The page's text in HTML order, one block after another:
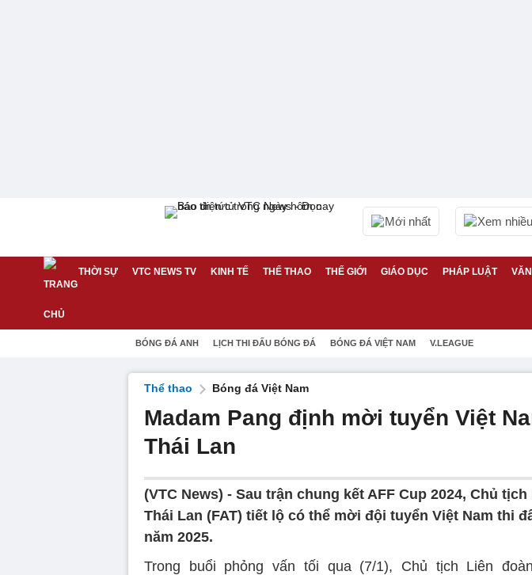
Mới nhất Xem nhiều
THỜI SỰ VTC NEWS TV KINH TẾ THỂ THAO THẾ GIỚI GIÁO DỤC PHÁP LUẬT
BÓNG ĐÁ ANH LỊCH THI ĐẤU BÓNG ĐÁ BÓNG ĐÁ VIỆT NAM V.LEAGUE
Thể thao Bóng đá Việt Nam
Madam Pang định mời tuyển Việt
Thái Lan
(VTC News) - Sau trận chung kết AFF Cup 2024, Chủ
Thái Lan (FAT) tiết lộ có thể mời đội tuyển Việt Nam thi
năm 2025.
Trong buổi phỏng vấn tối qua (7/1), Chủ tịch Liên